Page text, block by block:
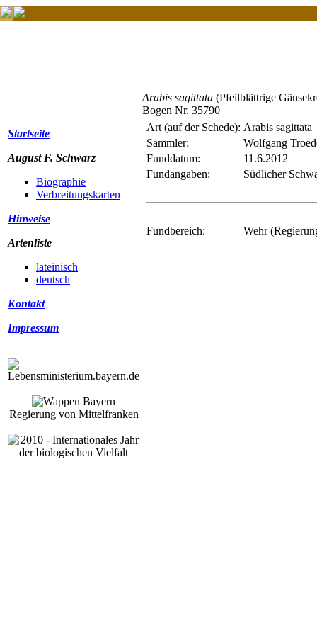
Startseite
August F. Schwarz
Biographie
Verbreitungskarten
Hinweise
Artenliste
lateinisch
deutsch
Kontakt
Impressum
Regierung von Mittelfranken
Arabis sagittata (Pfeilblättrige
Bogen Nr. 35790
Art (auf der Schede): Arabis sagittata
Sammler:
Wolfgang
Funddatum:
11.6.2012
Fundangaben:
Südlicher
Fundbereich: Wehr